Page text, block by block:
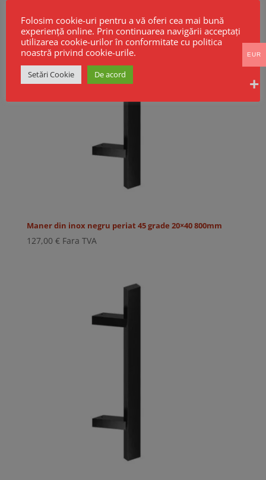
Maner din inox negru periat 45 grade 20×40 800mm
127,00 € Fara TVA
Folosim cookie-uri pentru a vă oferi cea mai bună
experiență online. Prin continuarea navigării acceptați
utilizarea cookie-urilor în conformitate cu politica
noastră privind cookie-urile.
Setări Cookie De acord
EUR